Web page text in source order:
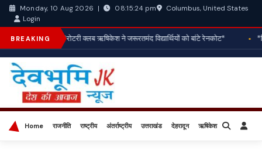
Monday, 10 Aug 2026 | 08:15:25 pm
Columbus, United States
Login
BREAKING *रोटरी क्लब ऋषिकेश ने जरूरतमंद विद्यार्थियों को बांटे रेनकोट*
Home राजनीति राष्ट्रीय अंतर्राष्ट्रीय उत्तराखंड देहरादून ऋषिकेश बिज़नेस